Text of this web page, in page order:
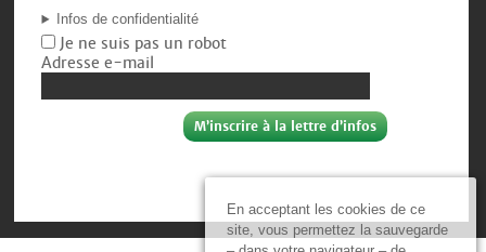
En acceptant les cookies de ce
site, vous permettez la sauvegarde
Infos de confidentialité
Je ne suis pas un robot
Adresse e-mail